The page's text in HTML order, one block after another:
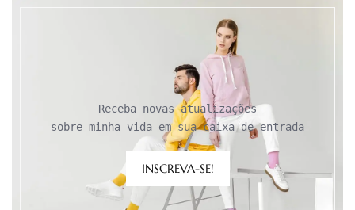
Receba novas atualizações
sobre minha vida em sua caixa de entrada
INSCREVA-SE!